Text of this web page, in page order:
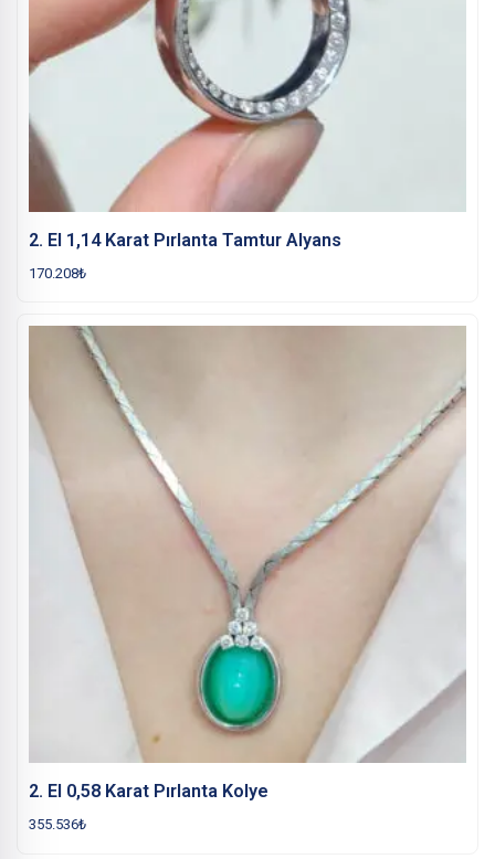
2. El 1,14 Karat Pırlanta Tamtur Alyans
170.208₺
2. El 0,58 Karat Pırlanta Kolye
355.536₺